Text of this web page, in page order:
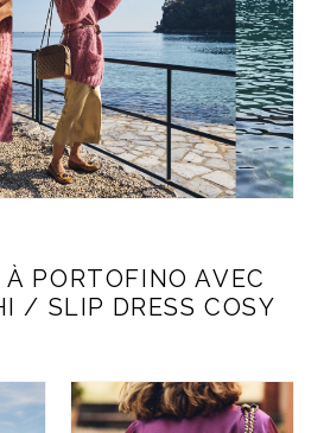
PORTOFINO AVEC
/ SLIP DRESS COSY